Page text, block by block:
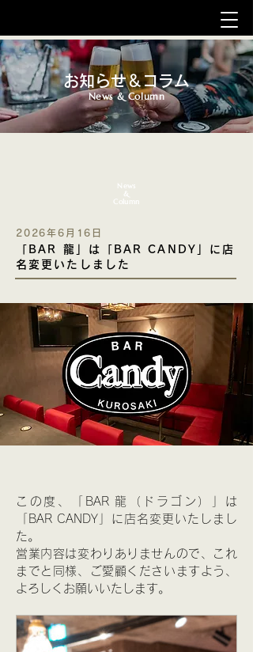
お知らせ＆コラム
News & Column
News
&
Column
2026年6月16日
「BAR 龍」は「BAR CANDY」に店
名変更いたしました
この度、「BAR 龍（ドラゴン）」は
「BAR CANDY」に店名変更いたしまし
た。
営業内容は変わりありませんので、これ
までと同様、ご愛顧くださいますよう、
よろしくお願いいたします。